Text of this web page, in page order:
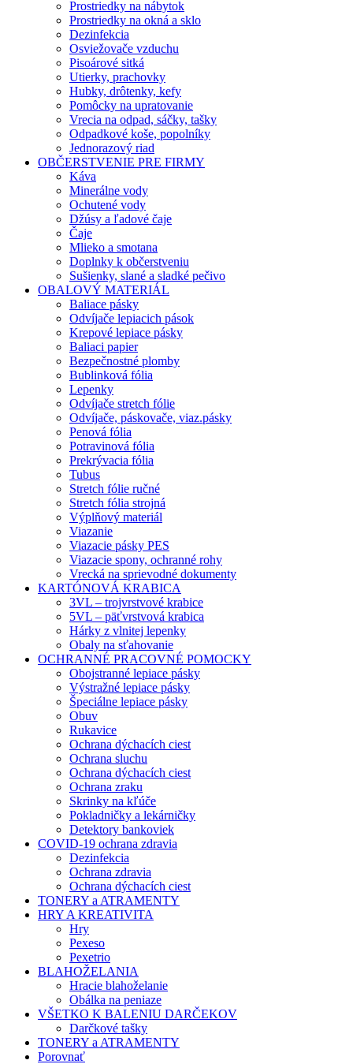
Prostriedky na nábytok
Prostriedky na okná a sklo
Dezinfekcia
Osviežovače vzduchu
Pisoárové sitká
Utierky, prachovky
Hubky, drôtenky, kefy
Pomôcky na upratovanie
Vrecia na odpad, sáčky, tašky
Odpadkové koše, popolníky
Jednorazový riad
OBČERSTVENIE PRE FIRMY
Káva
Minerálne vody
Ochutené vody
Džúsy a ľadové čaje
Čaje
Mlieko a smotana
Doplnky k občerstveniu
Sušienky, slané a sladké pečivo
OBALOVÝ MATERIÁL
Baliace pásky
Odvíjače lepiacich pások
Krepové lepiace pásky
Baliaci papier
Bezpečnostné plomby
Bublinková fólia
Lepenky
Odvíjače stretch fólie
Odvíjače, páskovače, viaz.pásky
Penová fólia
Potravinová fólia
Prekrývacia fólia
Tubus
Stretch fólie ručné
Stretch fólia strojná
Výplňový materiál
Viazanie
Viazacie pásky PES
Viazacie spony, ochranné rohy
Vrecká na sprievodné dokumenty
KARTÓNOVÁ KRABICA
3VL – trojvrstvové krabice
5VL – päťvrstvová krabica
Hárky z vlnitej lepenky
Obaly na sťahovanie
OCHRANNÉ PRACOVNÉ POMOCKY
Obojstranné lepiace pásky
Výstražné lepiace pásky
Špeciálne lepiace pásky
Obuv
Rukavice
Ochrana dýchacích ciest
Ochrana sluchu
Ochrana dýchacích ciest
Ochrana zraku
Skrinky na kľúče
Pokladničky a lekárničky
Detektory bankoviek
COVID-19 ochrana zdravia
Dezinfekcia
Ochrana zdravia
Ochrana dýchacích ciest
TONERY a ATRAMENTY
HRY A KREATIVITA
Hry
Pexeso
Pexetrio
BLAHOŽELANIA
Hracie blahoželanie
Obálka na peniaze
VŠETKO K BALENIU DARČEKOV
Darčkové tašky
TONERY a ATRAMENTY
Porovnať